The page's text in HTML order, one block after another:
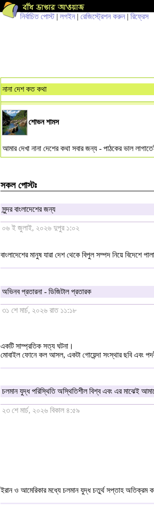
নির্বাচিত পোস্ট| লগইন | রেজিস্ট্রেশন করুন | রিফ্রেস
নানা দেশ কত কথা
শোভন শামস
আমার দেখা নানা দেশের কথা সবার জন্য - পাঠকের ভাল
সকল পোস্টঃ
সুন্দর বাংলাদেশের জন্য
০৬ ই জুলাই, ২০২৬ দুপুর ১:০২
বাংলাদেশের মানুষ যারা দেশ থেকে বিপুল সম্পদ নিয়ে
অভিনব প্রতারনা - ডিজিটাল প্রতারক
৩১ শে মার্চ, ২০২৬ রাত ১১:১৮
একটি সাম্প্রতিক সত্য ঘটনা।
মোবাইল ফোনে কল আসল, একটা গোয়েন্দা সংস্থার ছবি এবং
চলমান যুদ্ধ পরিস্থিতি অস্থিতিশীল বিশ্ব এবং এর মাঝেই
২৩ শে মার্চ, ২০২৬ বিকাল ৪:৫৯
ইরান ও আমেরিকার মধ্যে চলমান যুদ্ধ চতুর্থ সপ্তাহ অতিক্রম